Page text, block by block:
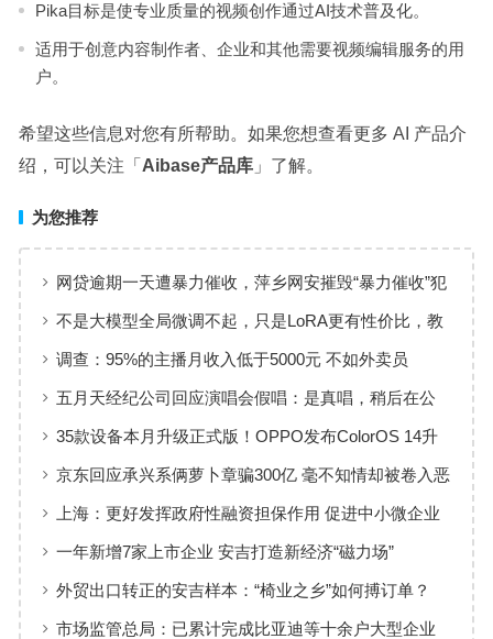
Pika目标是使专业质量的视频创作通过AI技术普及化。
适用于创意内容制作者、企业和其他需要视频编辑服务的用
户。
希望这些信息对您有所帮助。如果您想查看更多 AI 产品介
绍，可以关注「 Aibase产品库」了解。
为您推荐
网贷逾期一天遭暴力催收，萍乡网安摧毁“暴力催收”犯
罪团伙
不是大模型全局微调不起，只是LoRA更有性价比，教
程已经准备好了
调查：95%的主播月收入低于5000元 不如外卖员
五月天经纪公司回应演唱会假唱：是真唱，稍后在公
众号发声明
35款设备本月升级正式版！OPPO发布ColorOS 14升
级计划
京东回应承兴系俩萝卜章骗300亿 毫不知情却被卷入恶
意诉讼
上海：更好发挥政府性融资担保作用 促进中小微企业
高质量发展
一年新增7家上市企业 安吉打造新经济“磁力场”
外贸出口转正的安吉样本：“椅业之乡”如何搏订单？
市场监管总局：已累计完成比亚迪等十余户大型企业